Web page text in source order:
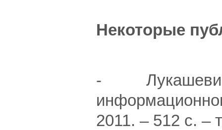
Некоторые
- Лукашевич
2011. – 512 с. –